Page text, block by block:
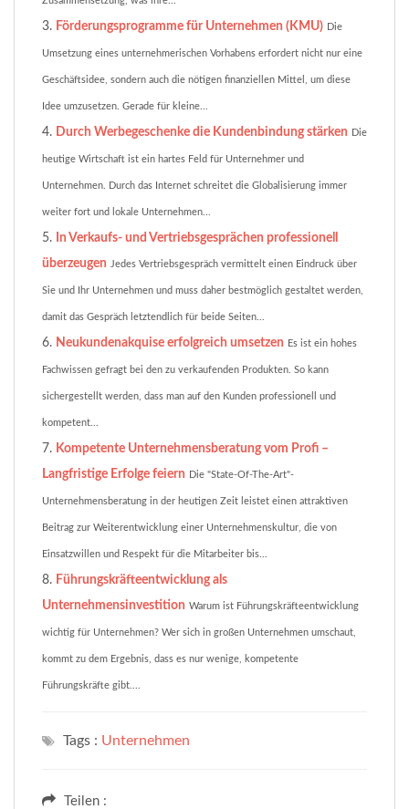
Förderungsprogramme für Unternehmen (KMU) Die
Umsetzung eines unternehmerischen Vorhabens erfordert nicht nur eine
Geschäftsidee, sondern auch die nötigen finanziellen Mittel, um diese
Idee umzusetzen. Gerade für kleine...
Durch Werbegeschenke die Kundenbindung stärken Die
heutige Wirtschaft ist ein hartes Feld für Unternehmer und
Unternehmen. Durch das Internet schreitet die Globalisierung immer
weiter fort und lokale Unternehmen...
In Verkaufs- und Vertriebsgesprächen professionell
überzeugen
Jedes Vertriebsgespräch vermittelt einen Eindruck über
Sie und Ihr Unternehmen und muss daher bestmöglich gestaltet werden,
damit das Gespräch letztendlich für beide Seiten...
Neukundenakquise erfolgreich umsetzen Es ist ein hohes
Fachwissen gefragt bei den zu verkaufenden Produkten. So kann
sichergestellt werden, dass man auf den Kunden professionell und
kompetent...
Kompetente Unternehmensberatung vom Profi –
Langfristige Erfolge feiern
Die "State-Of-The-Art"-
Unternehmensberatung in der heutigen Zeit leistet einen attraktiven
Beitrag zur Weiterentwicklung einer Unternehmenskultur, die von
Einsatzwillen und Respekt für die Mitarbeiter bis...
Führungskräfteentwicklung als
Unternehmensinvestition Warum ist Führungskräfteentwicklung
wichtig für Unternehmen? Wer sich in großen Unternehmen umschaut,
kommt zu dem Ergebnis, dass es nur wenige, kompetente
Führungskräfte gibt....
Tags : Unternehmen
Teilen :